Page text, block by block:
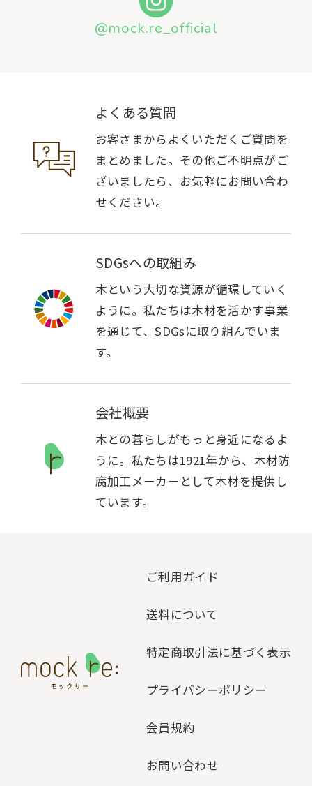
@mock.re_official
よくある質問
お客さまからよくいただくご質問を
まとめました。その他ご不明点がご
ざいましたら、お気軽にお問い合わ
せください。
SDGsへの取組み
木という大切な資源が循環していく
ように。私たちは木材を活かす事業
を通じて、SDGsに取り組んでいま
す。
会社概要
木との暮らしがもっと身近になるよ
うに。私たちは1921年から、木材防
腐加工メーカーとして木材を提供し
ています。
ご利用ガイド
送料について
特定商取引法に基づく表示
プライバシーポリシー
会員規約
お問い合わせ